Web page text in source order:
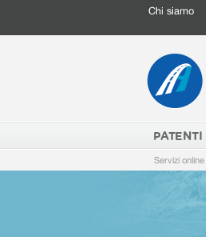
Chi siamo
PATENTI
Servizi online